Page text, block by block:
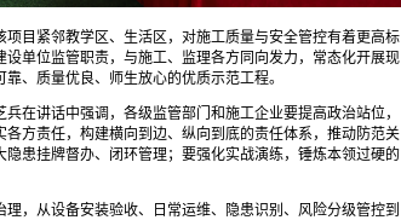
目紧邻教学区、生活区，对施工质量与安全管控有着更高标
单位监管职责，与施工、监理各方同向发力，常态化开展现
、质量优良、师生放心的优质示范工程。
在讲话中强调，各级监管部门和施工企业要提高政治站位，
方责任，构建横向到边、纵向到底的责任体系，推动防范关
患挂牌督办、闭环管理；要强化实战演练，锤炼本领过硬的
，从设备安装验收、日常运维、隐患识别、风险分级管控到